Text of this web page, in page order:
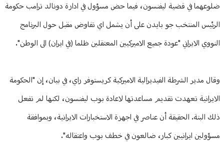
ضلوعهما في قضية ليفنسون، فيما حض مسؤول في ادارة دونالد ترامب حكومة
الرئيس المنتخب جو بايدن على أن يشمل اي تفاوض مقبل حول البرنامج
النووي الايراني "عودة جميع الاميركيين المعتقلين ظلما (في ايران) الى الوطن".
وقال مدير الشرطة الفيديرالية الاميركية كريستوفر راي، في بيان، إن "الحكومة
الايرانية تعهدت تقديم مساعدتها لاعادة بوب ليفنسون، لكنها لم تفعل
ذلك البتة. الحقيقة أن عناصر في اجهزة الاستخبارات الايرانية، وبموافقة
مسؤولين ايرانيين كبار، ضالعون في خطف بوب واعتقاله".